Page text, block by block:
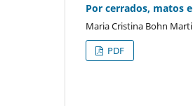
Por cerrados, matos
Maria Cristina Bohn
PDF